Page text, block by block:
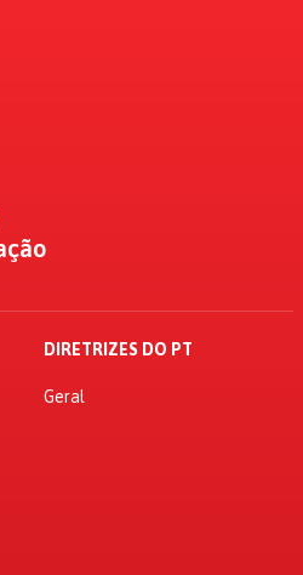
DIRETRIZES DO PT
Geral